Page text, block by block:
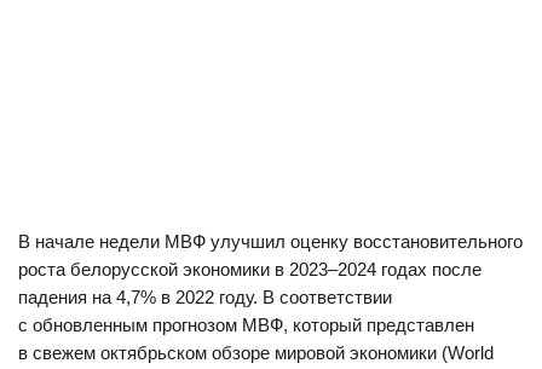
В начале недели МВФ улучшил оценку восстановительного
роста белорусской экономики в 2023–2024 годах после
падения на 4,7% в 2022 году. В соответствии
с обновленным прогнозом МВФ, который представлен
в свежем октябрьском обзоре мировой экономики (World